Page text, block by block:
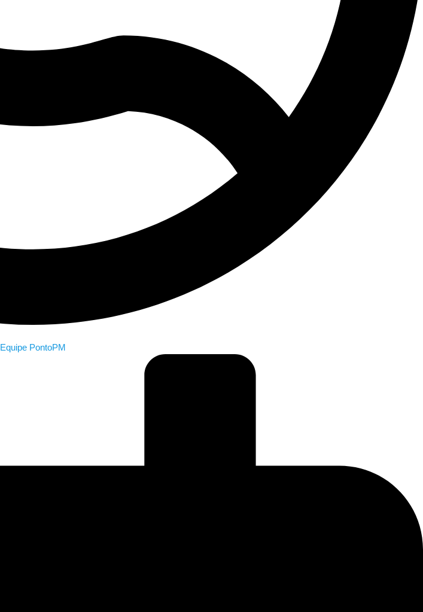
Equipe PontoPM